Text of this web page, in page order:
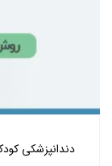
دندانپزشکی